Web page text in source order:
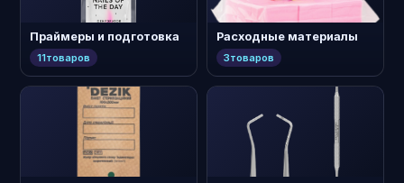
Праймеры и подготовка
11товаров
Расходные материалы
3товаров